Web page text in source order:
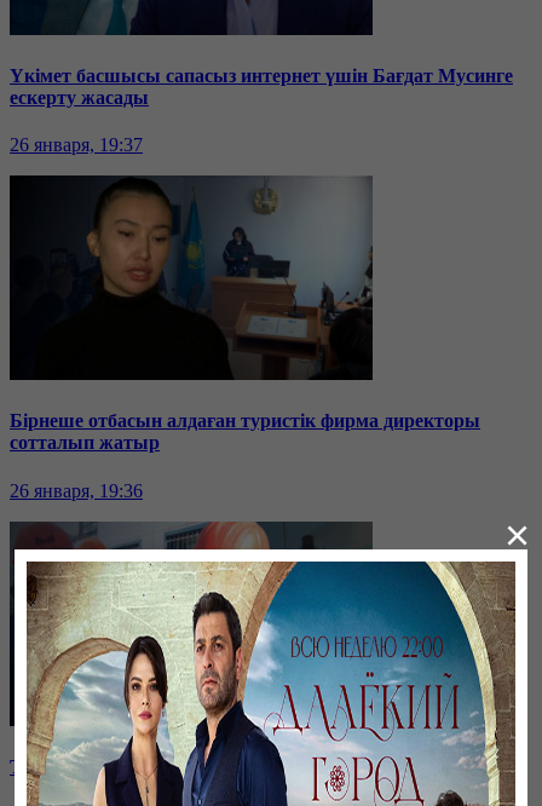
Үкімет басшысы сапасыз интернет үшін Бағдат Мусинге
ескерту жасады
26 января, 19:37
Бірнеше отбасын алдаған туристік фирма директоры
сотталып жатыр
26 января, 19:36
Таразда ТЭЦ қызметкерлері жалақы көтеруді талап етті
×